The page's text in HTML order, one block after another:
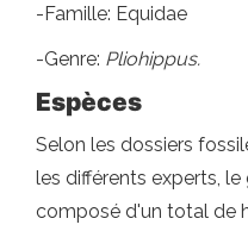
-Famille: Equidae
-Genre: Pliohippus.
Espèces
Selon les dossiers
les différents experts, le
composé d'un total de